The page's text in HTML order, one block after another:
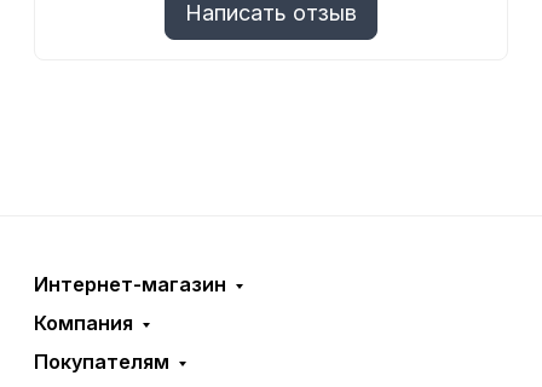
Написать отзыв
Интернет-магазин
Компания
Покупателям